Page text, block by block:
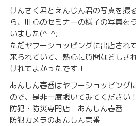
けんさく君とえんじん君の写真を撮
ら、肝心のセミナーの様子の写真を
いました(^-^;
ただヤフーショッピングに出店され
来られていて、熱心に質問などもさ
けれてよかったです！
あんしん壱番はヤフーショッピング
ので、是非一度覗いてみてください！
防犯・防災専門店 あんしん壱番
防犯カメラのあんしん壱番